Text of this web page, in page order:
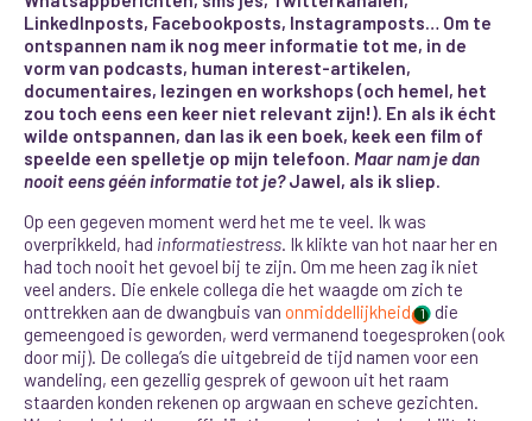
LinkedInposts, Facebookposts, Instagramposts… Om te
ontspannen nam ik nog meer informatie tot me, in de
vorm van podcasts, human interest-artikelen,
documentaires, lezingen en workshops (och hemel, het
zou toch eens een keer niet relevant zijn!). En als ik écht
wilde ontspannen, dan las ik een boek, keek een film of
speelde een spelletje op mijn telefoon. Maar nam je dan
nooit eens géén informatie tot je?Jawel, als ik sliep.
Op een gegeven moment werd het me te veel. Ik was
overprikkeld, had informatiestress. Ik klikte van hot naar her en
had toch nooit het gevoel bij te zijn. Om me heen zag ik niet
veel anders. Die enkele collega die het waagde om zich te
onttrekken aan de dwangbuis van onmiddellijkheid 1 die
gemeengoed is geworden, werd vermanend toegesproken (ook
door mij). De collega’s die uitgebreid de tijd namen voor een
wandeling, een gezellig gesprek of gewoon uit het raam
staarden konden rekenen op argwaan en scheve gezichten.